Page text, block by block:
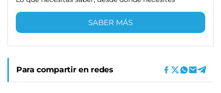
SABER MÁS
Para compartir en redes